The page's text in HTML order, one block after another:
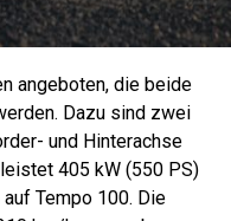
angeboten, die beide
Dazu sind zwei
und Hinterachse
405 kW (550 PS)
Tempo 100. Die